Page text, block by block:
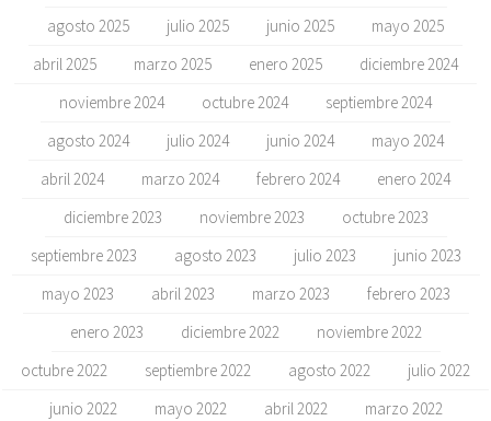
agosto 2025
julio 2025 junio 2025
mayo 2025
abril 2025
marzo 2025 enero 2025
diciembre 2024
noviembre 2024
octubre 2024
septiembre 2024
agosto 2024
julio 2024 junio 2024
mayo 2024
abril 2024
marzo 2024 febrero 2024
enero 2024
diciembre 2023
noviembre 2023
octubre 2023
septiembre 2023
agosto 2023 julio 2023
junio 2023
mayo 2023
abril 2023 marzo 2023
febrero 2023
enero 2023
diciembre 2022
noviembre 2022
octubre 2022
septiembre 2022 agosto 2022
julio 2022
junio 2022
mayo 2022 abril 2022
marzo 2022